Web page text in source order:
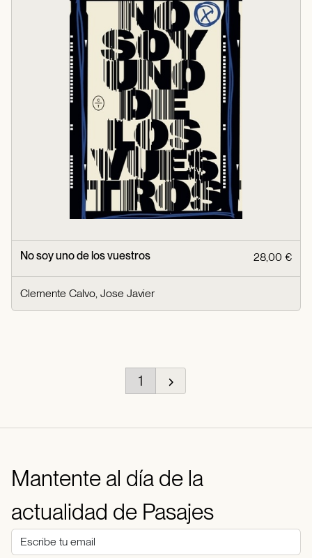
No soy uno de los vuestros 28,00 €
Clemente Calvo, Jose Javier
1
Mantente al día de la
actualidad de Pasajes